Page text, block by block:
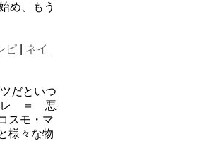
め、もう
ピ
ネイ
だといつ
レ ＝ 悪
スモ・マ
様々な物